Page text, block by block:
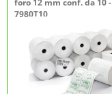
foro 12 mm conf. da 10 -
7980T10